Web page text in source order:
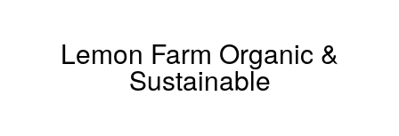
Lemon Farm Organic &
Sustainable